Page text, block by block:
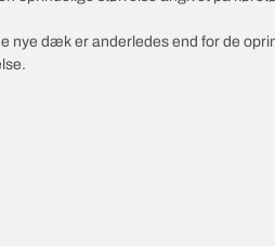
nye dæk er anderledes end for de